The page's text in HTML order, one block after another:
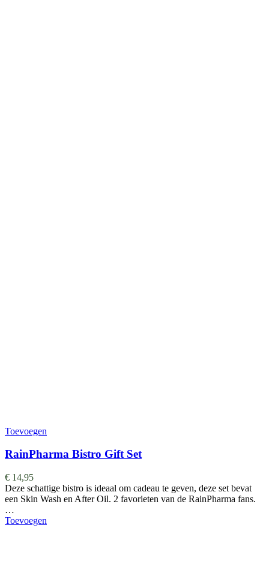
Toevoegen
RainPharma Bistro Gift Set
€ 14,95
Deze schattige bistro is ideaal om cadeau te geven, deze set bevat
een Skin Wash en After Oil. 2 favorieten van de RainPharma fans.
…
Toevoegen